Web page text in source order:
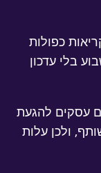
כפולות
בלי עדכון
עסקים להגעת
ולכן עלות